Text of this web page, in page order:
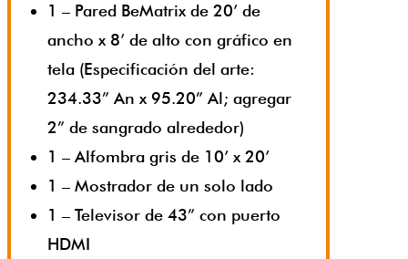
1 – Pared BeMatrix de 20’ de
ancho x 8’ de alto con gráfico en
tela (Especificación del arte:
234.33” An x 95.20” Al; agregar
2” de sangrado alrededor)
1 – Alfombra gris de 10’ x 20’
1 – Mostrador de un solo lado
1 – Televisor de 43” con puerto
HDMI